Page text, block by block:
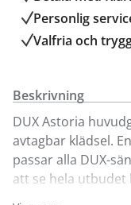
Personlig
Valfria och
Beskrivning
DUX Astoria
avtagbar klädsel.
passar alla DUX-
att se hela utbudet